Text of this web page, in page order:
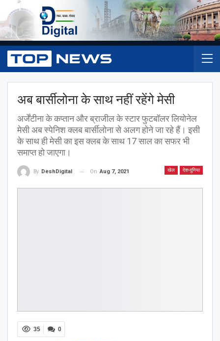
अब बार्सीलोना के साथ नहीं रहेंगे मेसी
अर्जेंटीना के कप्तान और ब्राजील के स्टार फुटबॉलर लियोनेल
मेसी अब स्पेनिश क्लब बार्सीलोना से अलग होने जा रहे हैं। इसी
के साथ ही मेसी का इस क्लब के साथ 17 साल का सफर भी
समाप्त हो जाएगा।
खेल देश-दुनिया
By DeshDigital On Aug 7, 2021
0
35